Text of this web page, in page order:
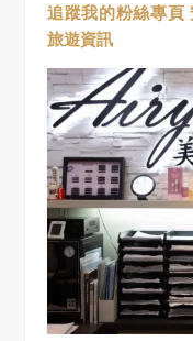
追蹤我的粉絲專
旅遊資訊